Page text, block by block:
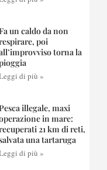
un caldo da non
poi
torna la
di più »
illegale, maxi
in mare:
21 km di reti,
una tartaruga
di più »